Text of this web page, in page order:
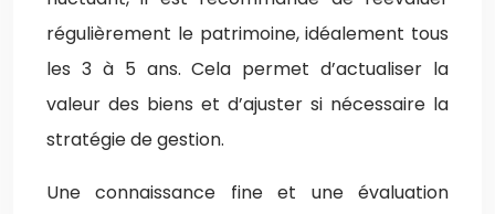
régulièrement le patrimoine, idéalement tous
les 3 à 5 ans. Cela permet d’actualiser la
valeur des biens et d’ajuster si nécessaire la
stratégie de gestion.
Une connaissance fine et une évaluation